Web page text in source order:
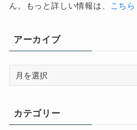
ん。もっと詳しい情報は、
こちら
アーカイブ
ブ
カテゴリー